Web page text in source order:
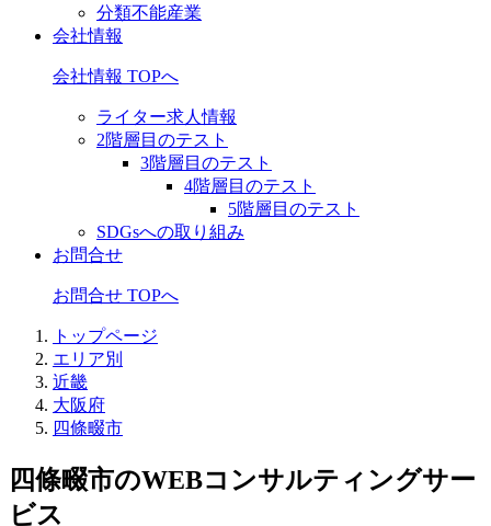
分類不能産業
会社情報
会社情報 TOPへ
ライター求人情報
2階層目のテスト
3階層目のテスト
4階層目のテスト
5階層目のテスト
SDGsへの取り組み
お問合せ
お問合せ TOPへ
トップページ
エリア別
近畿
大阪府
四條畷市
四條畷市のWEBコンサルティングサー
ビス